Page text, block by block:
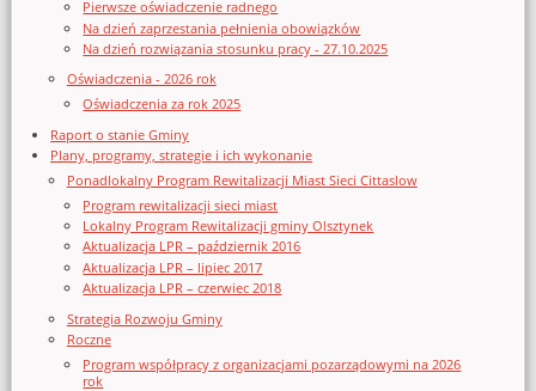
Pierwsze oświadczenie radnego
Na dzień zaprzestania pełnienia obowiązków
Na dzień rozwiązania stosunku pracy - 27.10.2025
Oświadczenia - 2026 rok
Oświadczenia za rok 2025
Raport o stanie Gminy
Plany, programy, strategie i ich wykonanie
Ponadlokalny Program Rewitalizacji Miast Sieci Cittaslow
Program rewitalizacji sieci miast
Lokalny Program Rewitalizacji gminy Olsztynek
Aktualizacja LPR – październik 2016
Aktualizacja LPR – lipiec 2017
Aktualizacja LPR – czerwiec 2018
Strategia Rozwoju Gminy
Roczne
Program współpracy z organizacjami pozarządowymi na 2026
rok